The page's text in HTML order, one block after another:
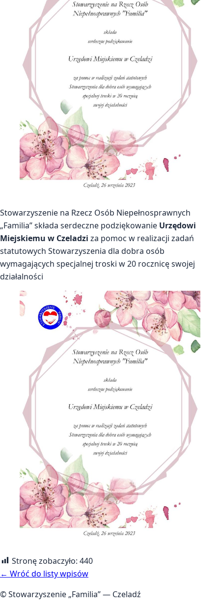
Stowarzyszenie na Rzecz Osób Niepełnosprawnych
„Familia” składa serdeczne podziękowanie Urzędowi
Miejskiemu w Czeladzi za pomoc w realizacji zadań
statutowych Stowarzyszenia dla dobra osób
wymagających specjalnej troski w 20 rocznicę swojej
działalności
Stronę zobaczyło: 440
← Wróć do listy wpisów
© Stowarzyszenie „Familia” — Czeladź